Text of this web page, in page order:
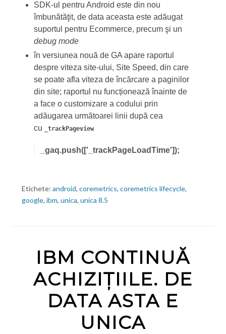
SDK-ul pentru Android este din nou
îmbunătăţit, de data aceasta este adăugat
suportul pentru Ecommerce, precum şi un
debug mode
în versiunea nouă de GA apare raportul
despre viteza site-ului, Site Speed, din care
se poate afla viteza de încărcare a paginilor
din site; raportul nu funcționează înainte de
a face o customizare a codului prin
adăugarea următoarei linii după cea
cu
_trackPageview
_gaq.push(['_trackPageLoadTime']);
Etichete: android, coremetrics, coremetrics lifecycle,
google, ibm, unica, unica 8.5
IBM CONTINUĂ
ACHIZIȚIILE. DE
DATA ASTA E
UNICA